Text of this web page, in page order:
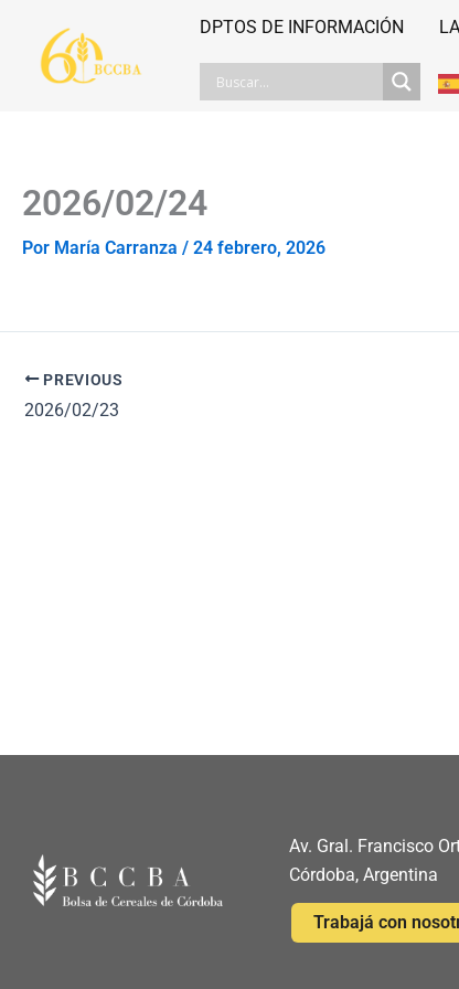
contenido
DPTOS DE INFORMACIÓN
2026/02/24
Por María Carranza / 24 febrero, 2026
PREVIOUS
2026/02/23
Av. Gral. Francisco
Córdoba, Argentina
Trabajá con